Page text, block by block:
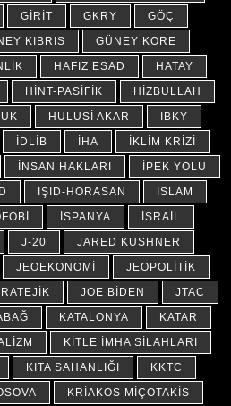
GIRIT GKRY
GÖÇ
KIBRIS
GÜNEY KORE
HAFIZ ESAD
HATAY
HINT-PASIFIK
HIZBULLAH
HULUSI AKAR
IBKY
İDLIB İHA
IKLIM KRIZI
İNSAN HAKLARI
İPEK YOLU
IŞİD-HORASAN
İSLAM
İSPANYA
İSRAIL
J-20
JARED KUSHNER
JEOEKONOMI
JEOPOLITIK
JOE BIDEN
JTAC
KATALONYA
KATAR
KITLE İMHA SILAHLARI
KITA SAHANLIĞI
KKTC
KRIAKOS MIÇOTAKIS